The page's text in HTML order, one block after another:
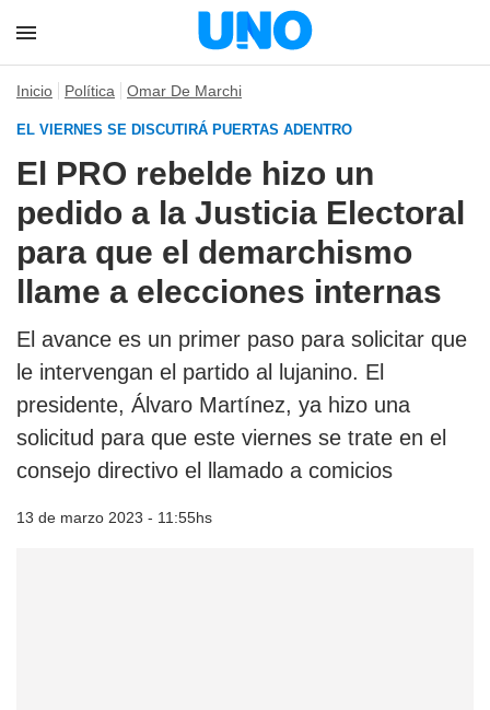
Inicio Política Omar De Marchi
EL VIERNES SE DISCUTIRÁ PUERTAS ADENTRO
El PRO rebelde hizo un
pedido a la Justicia Electoral
para que el demarchismo
llame a elecciones internas
El avance es un primer paso para solicitar que
le intervengan el partido al lujanino. El
presidente, Álvaro Martínez, ya hizo una
solicitud para que este viernes se trate en el
consejo directivo el llamado a comicios
13 de marzo 2023 - 11:55hs